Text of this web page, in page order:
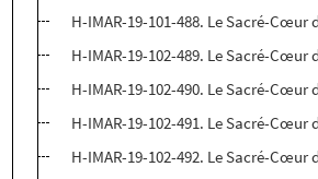
H-IMAR-19-101-488. Le Sacré-Cœur
H-IMAR-19-102-489. Le Sacré-Cœur
H-IMAR-19-102-490. Le Sacré-Cœur
H-IMAR-19-102-491. Le Sacré-Cœur
H-IMAR-19-102-492. Le Sacré-Cœur